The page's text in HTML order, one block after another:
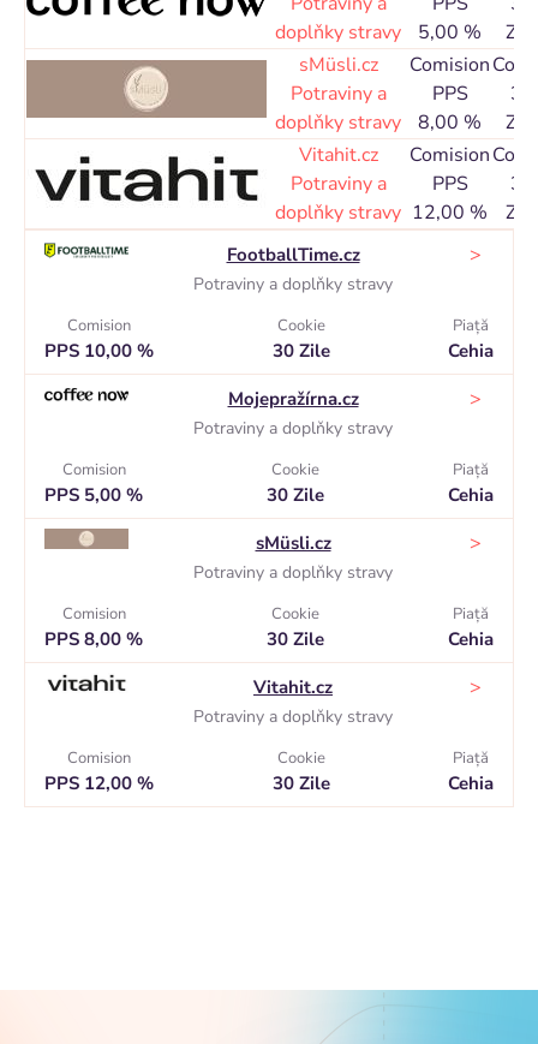
doplňky stravy
5,00 %
Zile
sMüsli.cz
Potraviny a
doplňky stravy
Comision
PPS
8,00 %
30
Zile
Vitahit.cz
Potraviny a
doplňky stravy
Comision
PPS
12,00 %
30
Zile
FootballTime.cz
Potraviny a doplňky stravy
>
Comision
PPS 10,00 %
Cookie
30 Zile
Piaţă
Cehia
Mojepražírna.cz
Potraviny a doplňky stravy
>
Comision
PPS 5,00 %
Cookie
30 Zile
Piaţă
Cehia
sMüsli.cz
Potraviny a doplňky stravy
>
Comision
PPS 8,00 %
Cookie
30 Zile
Piaţă
Cehia
Vitahit.cz
Potraviny a doplňky stravy
>
Comision
PPS 12,00 %
Cookie
30 Zile
Piaţă
Cehia